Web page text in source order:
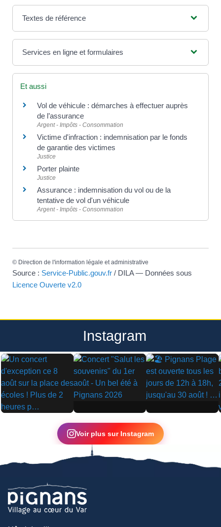
Textes de référence
Services en ligne et formulaires
Et aussi
Vol de véhicule : démarches à effectuer auprès
de l’assurance
Argent - Impôts - Consommation
Victime d'infraction : indemnisation par le fonds
de garantie des victimes
Justice
Porter plainte
Justice
Assurance : indemnisation du vol ou de la
tentative de vol d'un véhicule
Argent - Impôts - Consommation
© Direction de l'information légale et administrative
Source : Service-Public.gouv.fr / DILA — Données sous
Licence Ouverte v2.0
Instagram
▶
▶ ▶
Voir plus sur Instagram